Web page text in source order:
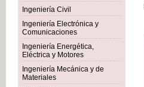
Ingeniería Civil
Ingeniería Electrónica y
Comunicaciones
Ingeniería Energética,
Eléctrica y Motores
Ingeniería Mecánica y de
Materiales